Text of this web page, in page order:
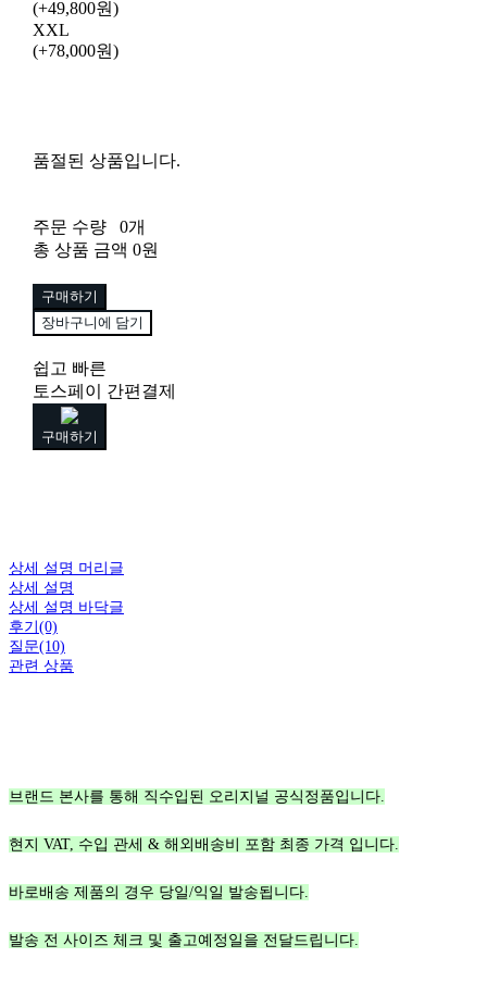
(+49,800원)
XXL
(+78,000원)
품절된 상품입니다.
주문 수량
0개
총 상품 금액 0원
구매하기
장바구니에 담기
쉽고 빠른
토스페이 간편결제
구매하기
상세 설명 머리글
상세 설명
상세 설명 바닥글
후기(0)
질문(10)
관련 상품
브랜드 본사를 통해 직수입된 오리지널 공식정품입니다.
현지 VAT, 수입 관세 & 해외배송비 포함 최종 가격 입니다.
바로배송 제품의 경우 당일/익일 발송됩니다.
발송 전 사이즈 체크 및 출고예정일을 전달드립니다.